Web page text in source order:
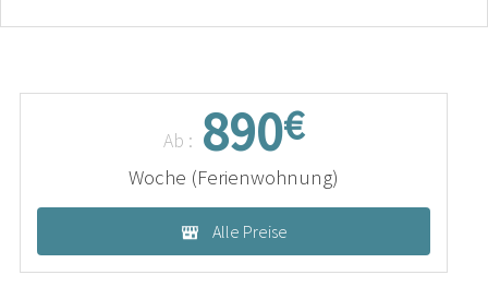
Ab : 890€
Woche (Ferienwohnung)
Alle Preise